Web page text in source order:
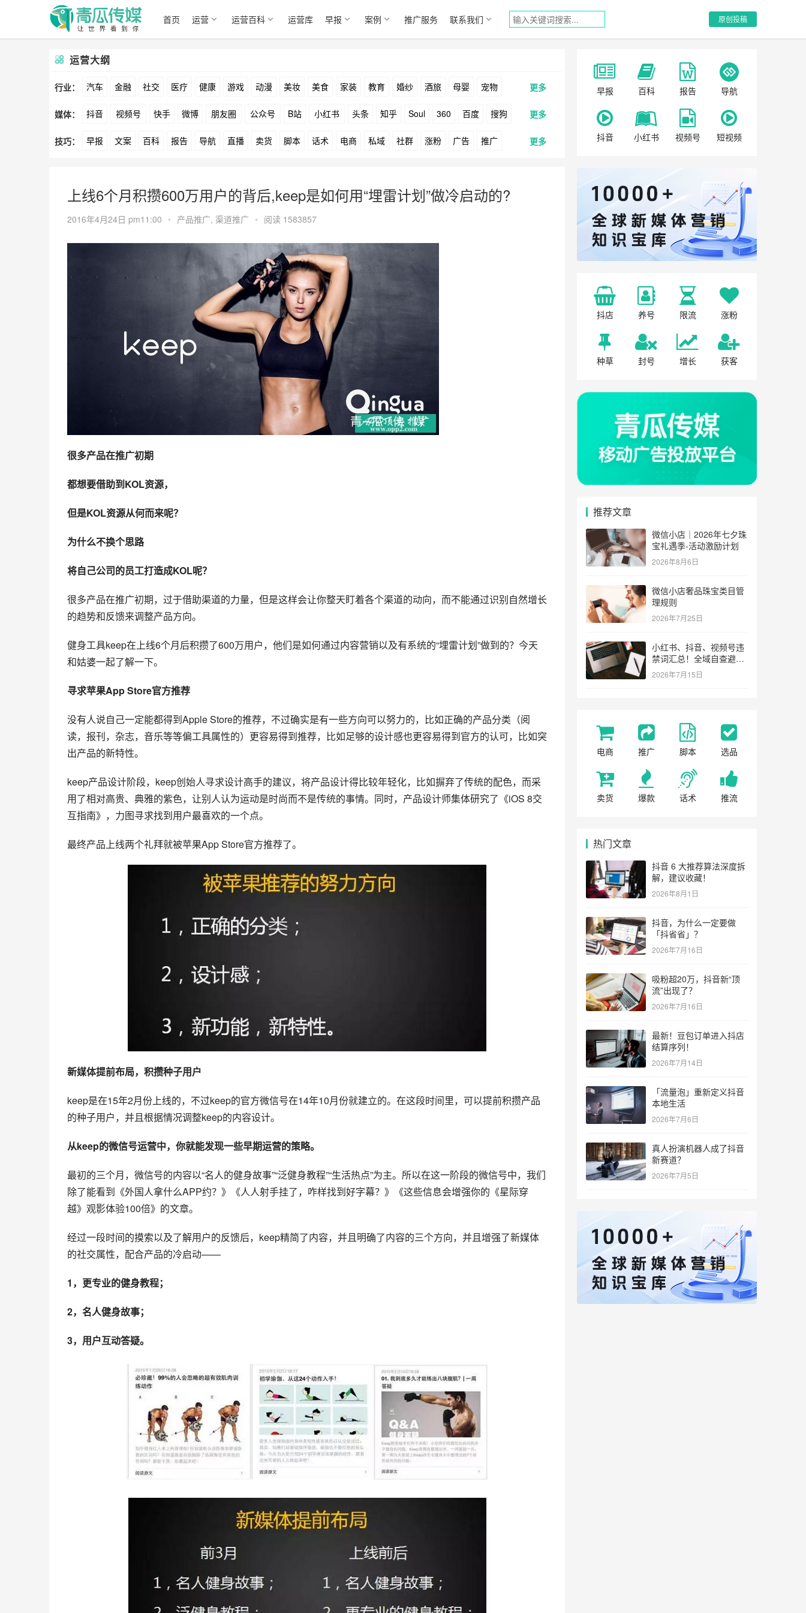
首页 运营 运营百科 运营库 早报 案例 推广服务 联系我们 原创投稿
运营大纲
行业： 汽车 金融 社交 医疗 健康 游戏 动漫 美妆 美食 家装 教育 婚纱 酒旅 母婴 宠物
文娱 跨境 科技 广告 元宇宙 房地产
更多
媒体： 抖音 视频号 快手 微博 朋友圈 公众号 B站 小红书 头条 知乎 Soul 360 百度 搜狗
爱奇艺 美柚 美图 最右 神马 谷歌 Facebook Tiktok YouTube Yahoo Bing
更多
技巧： 早报 文案 百科 报告 导航 直播 卖货 脚本 话术 电商 私域 社群 涨粉 广告 推广 更多
上线6个月积攒600万用户的背后,keep是如何用“埋雷计划”做冷启动的?
2016年4月24日 pm11:00 • 产品推广, 渠道推广 • 阅读 1583857
很多产品在推广初期
都想要借助到KOL资源，
但是KOL资源从何而来呢？
为什么不换个思路
将自己公司的员工打造成KOL呢？
很多产品在推广初期，过于借助渠道的力量，但是这样会让你整天盯着各个渠道的动向，而不能通过识别自然增长
的趋势和反馈来调整产品方向。
健身工具keep在上线6个月后积攒了600万用户，他们是如何通过内容营销以及有系统的“埋雷计划”做到的？今天
和姑婆一起了解一下。
寻求苹果App Store官方推荐
没有人说自己一定能都得到Apple Store的推荐，不过确实是有一些方向可以努力的，比如正确的产品分类（阅
读，报刊，杂志，音乐等等偏工具属性的）更容易得到推荐，比如足够的设计感也更容易得到官方的认可，比如突
出产品的新特性。
keep产品设计阶段，keep创始人寻求设计高手的建议，将产品设计得比较年轻化，比如摒弃了传统的配色，而采
用了相对高贵、典雅的紫色，让别人认为运动是时尚而不是传统的事情。同时，产品设计师集体研究了《iOS 8交
互指南》，力图寻求找到用户最喜欢的一个点。
最终产品上线两个礼拜就被苹果App Store官方推荐了。
新媒体提前布局，积攒种子用户
keep是在15年2月份上线的，不过keep的官方微信号在14年10月份就建立的。在这段时间里，可以提前积攒产品
的种子用户，并且根据情况调整keep的内容设计。
从keep的微信号运营中，你就能发现一些早期运营的策略。
最初的三个月，微信号的内容以“名人的健身故事”“泛健身教程”“生活热点”为主。所以在这一阶段的微信号中，我们
除了能看到《外国人拿什么APP约？》《人人射手挂了，咋样找到好字幕？》《这些信息会增强你的《星际穿
越》观影体验100倍》的文章。
经过一段时间的摸索以及了解用户的反馈后，keep精简了内容，并且明确了内容的三个方向，并且增强了新媒体
的社交属性，配合产品的冷启动——
1，更专业的健身教程；
2，名人健身故事；
3，用户互动答疑。
早报 百科 报告 导航
抖音 小红书 视频号 短视频
抖店 养号 限流 涨粉
种草 封号 增长 获客
推荐文章
微信小店｜2026年七夕珠
宝礼遇季-活动激励计划
2026年8月6日
微信小店奢品珠宝类目管
理规则
2026年7月25日
小红书、抖音、视频号违
禁词汇总！全域自查避坑
指南
2026年7月15日
电商 推广 脚本 选品
卖货 爆款 话术 推流
热门文章
抖音 6 大推荐算法深度拆
解，建议收藏！
2026年8月1日
抖音，为什么一定要做
「抖省省」？
2026年7月16日
吸粉超20万，抖音新“顶
流”出现了？
2026年7月16日
最新！豆包订单进入抖店
结算序列！
2026年7月14日
「流量泡」重新定义抖音
本地生活
2026年7月6日
真人扮演机器人成了抖音
新赛道？
2026年7月5日